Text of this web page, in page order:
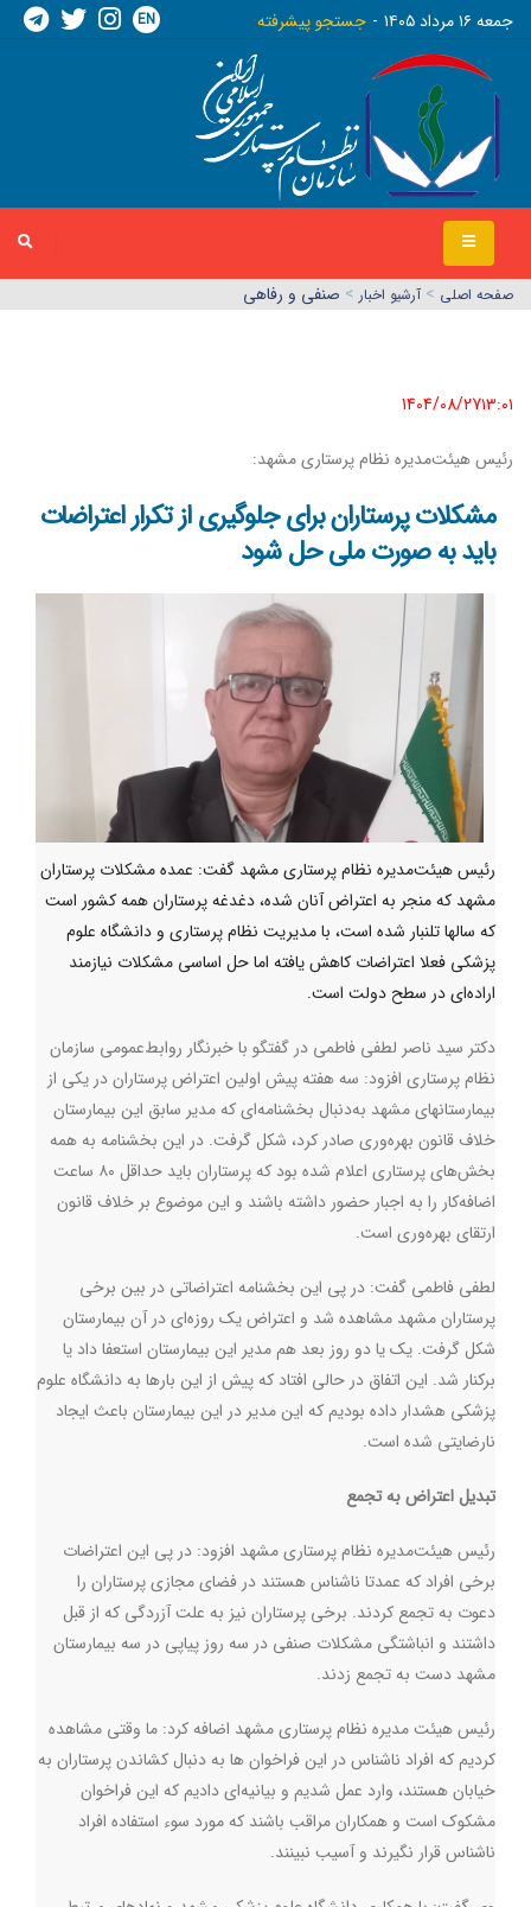
جمعه ١٦ مرداد ١٤٠٥ جستجو پیشرفته EN
صفحه اصلي > آرشیو اخبار > صنفی و رفاهی
1404/08/27١٣:٠١
رئیس هیئت‌مدیره نظام پرستاری مشهد:
مشکلات پرستاران برای جلوگیری از تکرار اعتراضات
باید به صورت ملی حل شود
رئیس هیئت‌مدیره نظام پرستاری مشهد گفت: عمده مشکلات پرستاران
مشهد که منجر به اعتراض آنان شده، دغدغه پرستاران همه کشور است
که سالها تلنبار شده است، با مدیریت نظام پرستاری و دانشگاه علوم
پزشکی فعلا اعتراضات کاهش یافته اما حل اساسی مشکلات نیازمند
اراده‌ای در سطح دولت است.
دکتر سید ناصر لطفی فاطمی در گفتگو با خبرنگار روابط‌عمومی سازمان
نظام پرستاری افزود:‌ سه هفته پیش اولین اعتراض پرستاران در یکی از
بیمارستانهای مشهد به‌دنبال بخشنامه‌ای که مدیر سابق این بیمارستان
خلاف قانون بهره‌وری صادر کرد، شکل گرفت. در این بخشنامه به همه
بخش‌های پرستاری اعلام شده بود که پرستاران باید حداقل ۸۰ ساعت
اضافه‌کار را به اجبار حضور داشته باشند و این موضوع بر خلاف قانون
ارتقای بهره‌وری است.
لطفی فاطمی گفت:‌ در پی این بخشنامه اعتراضاتی در بین برخی
پرستاران مشهد مشاهده شد و اعتراض یک روزه‌ای در آن بیمارستان
شکل گرفت. یک یا دو روز بعد هم مدیر این بیمارستان استعفا داد یا
برکنار شد. این اتفاق در حالی افتاد که پیش از این بارها به دانشگاه علوم
پزشکی هشدار داده بودیم که این مدیر در این بیمارستان باعث ایجاد
نارضایتی شده است.
تبدیل اعتراض به تجمع
رئیس هیئت‌مدیره نظام پرستاری مشهد افزود:‌ در پی این اعتراضات
برخی افراد که عمدتا ناشناس هستند در فضای مجازی پرستاران را
دعوت به تجمع کردند. برخی پرستاران نیز به علت آزردگی که از قبل
داشتند و انباشتگی مشکلات صنفی در سه روز پیاپی در سه بیمارستان
مشهد دست به تجمع زدند.
رئیس هیئت مدیره نظام پرستاری مشهد اضافه کرد: ما وقتی مشاهده
کردیم که افراد ناشناس در این فراخوان ها به دنبال کشاندن پرستاران به
خیابان هستند، وارد عمل شدیم و بیانیه‌ای دادیم که این فراخوان
مشکوک است و همکاران مراقب باشند که مورد سوء استفاده افراد
ناشناس قرار نگیرند و آسیب نبینند.